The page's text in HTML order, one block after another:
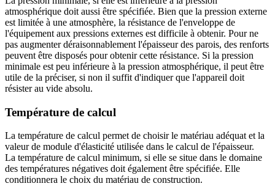
atmosphérique doit aussi être spécifiée. Bien que la pression externe
est limitée à une atmosphère, la résistance de l'enveloppe de
l'équipement aux pressions externes est difficile à obtenir. Pour ne
pas augmenter déraisonnablement l'épaisseur des parois, des renforts
peuvent être disposés pour obtenir cette résistance. Si la pression
minimale est peu inférieure à la pression atmosphérique, il peut être
utile de la préciser, si non il suffit d'indiquer que l'appareil doit
résister au vide absolu.
Température de calcul
La température de calcul permet de choisir le matériau adéquat et la
valeur de module d'élasticité utilisée dans le calcul de l'épaisseur.
La température de calcul minimum, si elle se situe dans le domaine
des températures négatives doit également être spécifiée. Elle
conditionnera le choix du matériau de construction.